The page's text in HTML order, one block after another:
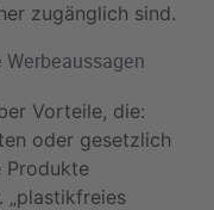
zugänglich sind.
Vorteile, die:
oder gesetzlich
Produkte
„plastikfreies